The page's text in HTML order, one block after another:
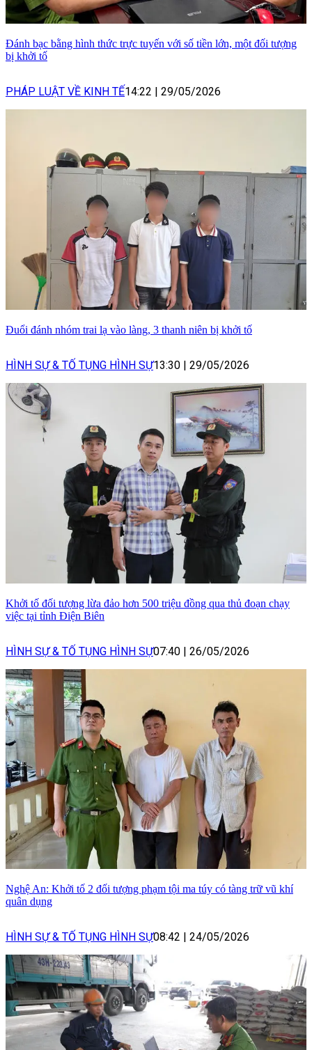
Đánh bạc bằng hình thức trực tuyến với số tiền lớn, một đối tượng
bị khởi tố
PHÁP LUẬT VỀ KINH TẾ14:22 | 29/05/2026
Đuổi đánh nhóm trai lạ vào làng, 3 thanh niên bị khởi tố
HÌNH SỰ & TỐ TỤNG HÌNH SỰ13:30 | 29/05/2026
Khởi tố đối tượng lừa đảo hơn 500 triệu đồng qua thủ đoạn chạy
việc tại tỉnh Điện Biên
HÌNH SỰ & TỐ TỤNG HÌNH SỰ07:40 | 26/05/2026
Nghệ An: Khởi tố 2 đối tượng phạm tội ma túy có tàng trữ vũ khí
quân dụng
HÌNH SỰ & TỐ TỤNG HÌNH SỰ08:42 24/05/2026